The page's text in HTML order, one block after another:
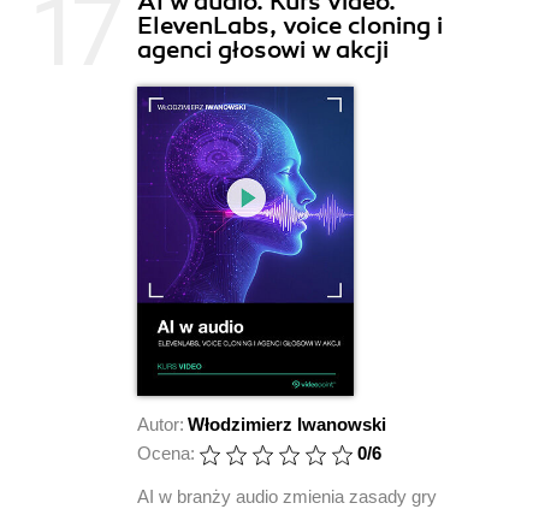
ElevenLabs, voice cloning i
agenci głosowi w akcji
Autor: Włodzimierz Iwanowski
Ocena:
0/6
AI w branży audio zmienia zasady gry